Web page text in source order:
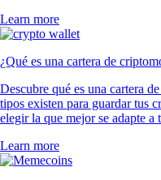
Learn more
¿Qué es una cartera de
Descubre qué es una cartera
tipos existen para guardar tus
elegir la que mejor se adapte a
Learn more